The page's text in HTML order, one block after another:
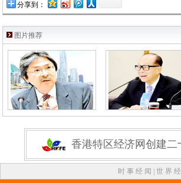
分享到：
图片推荐
香港特区经济网创建二
时 事 经 闻 世 界